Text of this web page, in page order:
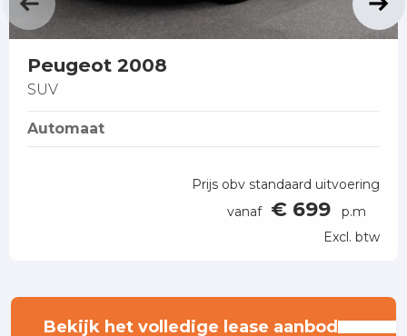
Peugeot 2008
SUV
Automaat
Prijs obv standaard uitvoering
vanaf € 699
p.m
Excl. btw
Bekijk het volledige lease aanbod